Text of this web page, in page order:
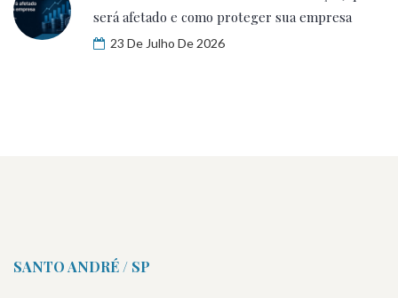
será afetado e como proteger sua empresa
23 De Julho De 2026
SANTO ANDRÉ / SP